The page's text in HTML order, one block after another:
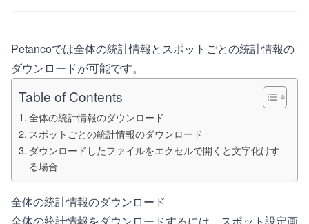
Petancoでは全体の統計情報とスポットごとの統計情報の
ダウンロードが可能です。
Table of Contents
全体の統計情報のダウンロード
スポットごとの統計情報のダウンロード
ダウンロードしたファイルをエクセルで開くと文字化けす
る場合
全体の統計情報のダウンロード